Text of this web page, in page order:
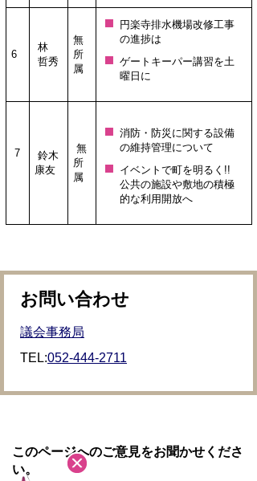
6
林
哲秀
無
所
属
円楽寺排水機場改修工事
の進捗は
ゲートキーパー講習を土
曜日に
7
鈴木
康友
無
所
属
消防・防災に関する設備
の維持管理について
イベントで町を明るく!!
公共の施設や敷地の積極
的な利用開放へ
お問い合わせ
議会事務局
TEL:052-444-2711
このページへのご意見をお聞かせくださ
い。